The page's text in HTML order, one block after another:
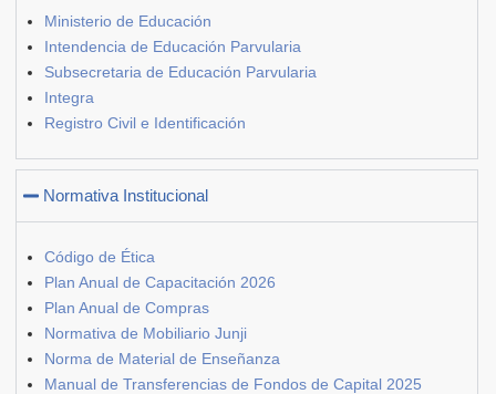
Ministerio de Educación
Intendencia de Educación Parvularia
Subsecretaria de Educación Parvularia
Integra
Registro Civil e Identificación
Normativa Institucional
Código de Ética
Plan Anual de Capacitación 2026
Plan Anual de Compras
Normativa de Mobiliario Junji
Norma de Material de Enseñanza
Manual de Transferencias de Fondos de Capital 2025